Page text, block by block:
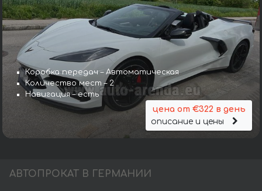
Коробка передач – Автоматическая
Количество мест – 2
Навигация – есть
цена от €322 в день
описание и цены
АВТОПРОКАТ В ГЕРМАНИИ